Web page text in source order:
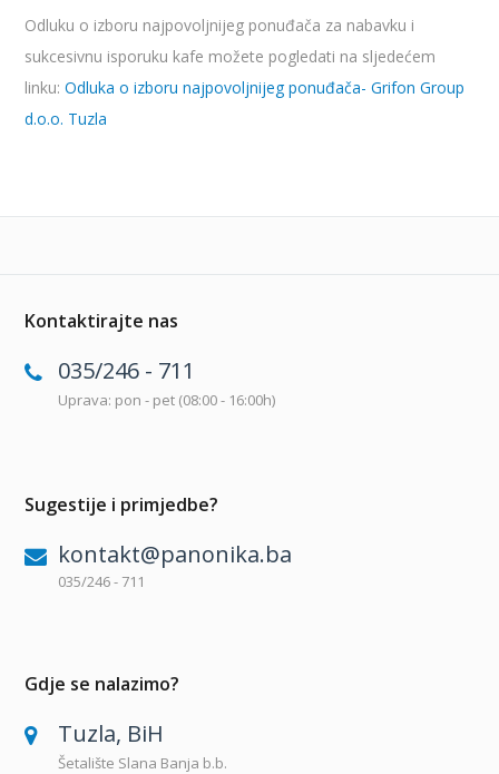
Odluku o izboru najpovoljnijeg ponuđača za nabavku i
sukcesivnu isporuku kafe možete pogledati na sljedećem
linku:Odluka o izboru najpovoljnijeg ponuđača- Grifon Group
d.o.o. Tuzla
Kontaktirajte nas
035/246 - 711
Uprava: pon - pet (08:00 - 16:00h)
Sugestije i primjedbe?
kontakt@panonika.ba
035/246 - 711
Gdje se nalazimo?
Tuzla, BiH
Šetalište Slana Banja b.b.